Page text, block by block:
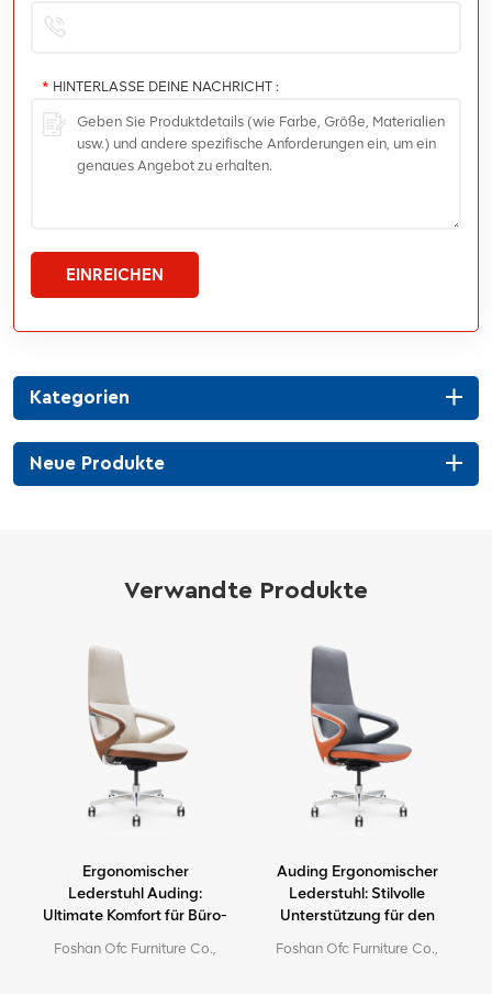
* HINTERLASSE DEINE NACHRICHT :
EINREICHEN
Kategorien
Neue Produkte
Verwandte Produkte
Ergonomischer
Lederstuhl Auding:
Ultimate Komfort für Büro-
Foshan Ofc Furniture Co.,
Auding Ergonomischer
Lederstuhl: Stilvolle
Unterstützung für den
Foshan Ofc Furniture Co.,